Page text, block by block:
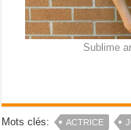
Sublime
Mots clés: ACTRICE